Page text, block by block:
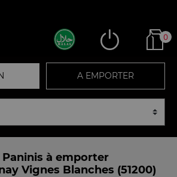
0
A EMPORTER
Paninis à emporter
Vignes Blanches (51200)